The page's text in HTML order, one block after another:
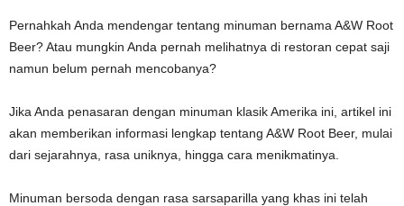
Pernahkah Anda mendengar tentang minuman bernama A&W Root
Beer? Atau mungkin Anda pernah melihatnya di restoran cepat saji
namun belum pernah mencobanya?
Jika Anda penasaran dengan minuman klasik Amerika ini, artikel ini
akan memberikan informasi lengkap tentang A&W Root Beer, mulai
dari sejarahnya, rasa uniknya, hingga cara menikmatinya.
Minuman bersoda dengan rasa sarsaparilla yang khas ini telah